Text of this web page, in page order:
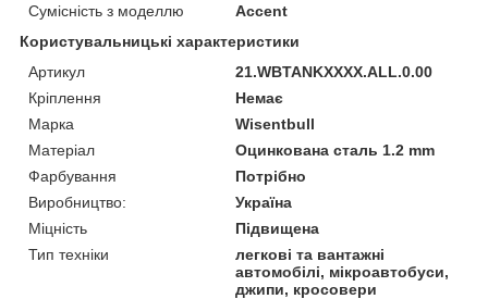
Сумісність з моделлю
Accent
Користувальницькі характеристики
Артикул
21.WBTANKXXXX.ALL.0.00
Кріплення
Немає
Марка
Wisentbull
Матеріал
Оцинкована сталь 1.2 mm
Фарбування
Потрібно
Виробництво:
Україна
Міцність
Підвищена
Тип техніки
легкові та вантажні
автомобілі, мікроавтобуси,
джипи, кросовери